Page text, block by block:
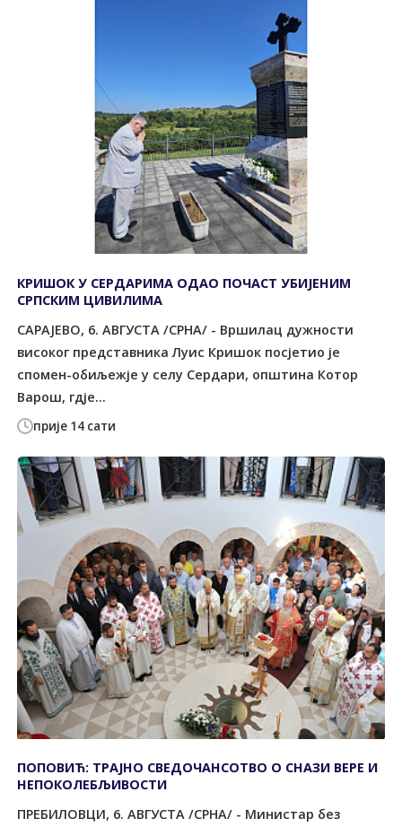
прије 14 сати
КРИШОК У СЕРДАРИМА ОДАО ПОЧАСТ УБИЈЕНИМ
СРПСКИМ ЦИВИЛИМА
САРАЈЕВО, 6. АВГУСТА /СРНА/ - Вршилац дужности
високог представника Луис Кришок посјетио је
спомен-обиљежје у селу Сердари, општина Котор
Варош, гдје...
ПОПОВИЋ: ТРАЈНО СВЕДОЧАНСОТВО О СНАЗИ ВЕРЕ И
НЕПОКОЛЕБЉИВОСТИ
ПРЕБИЛОВЦИ, 6. АВГУСТА /СРНА/ - Министар без